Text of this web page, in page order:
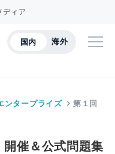
ディア
国内 海外
ンタープライズ 第１回
催＆公式問題集